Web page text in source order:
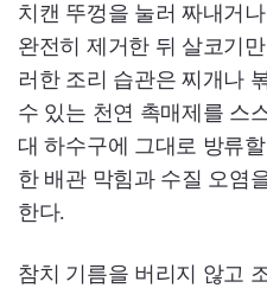
치캔 뚜껑을 눌러 짜내거
완전히 제거한 뒤 살코기
러한 조리 습관은 찌개나
수 있는 천연 촉매제를 스
대 하수구에 그대로 방류
한 배관 막힘과 수질 오염
한다.
참치 기름을 버리지 않고